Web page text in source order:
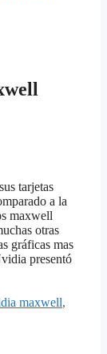
tarjetas
a la
maxwell
otras
gráficas mas
presentó
maxwell,